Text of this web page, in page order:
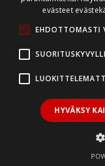
Y-tunnus: 0832052-7
Tuki: 044 562 8990
Tarjouspyynnöt:
Tukipyynnöt:
evästeet
EHDOTTOMASTI
HYVÄKSY